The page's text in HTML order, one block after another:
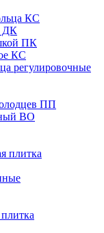
КС
ДК
ПК
КС
регулировочные
ПП
ВО
плитка